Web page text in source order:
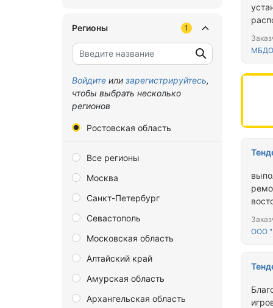
Регионы 1
Войдите или зарегистрируйтесь,
чтобы выбрать несколько
регионов
Ростовская область
Все регионы
Москва
Санкт-Петербург
Севастополь
Московская область
Алтайский край
Амурская область
Архангельская область
ООО